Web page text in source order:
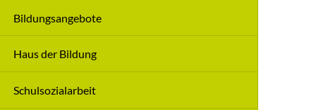
Bildungsangebote
Haus der Bildung
Schulsozialarbeit